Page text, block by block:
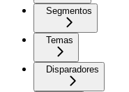
Segmentos
Temas
Disparadores